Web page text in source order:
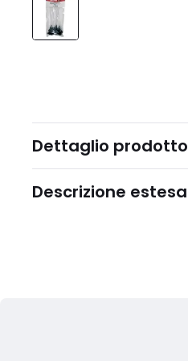
Dettaglio prodotto
Descrizione estesa